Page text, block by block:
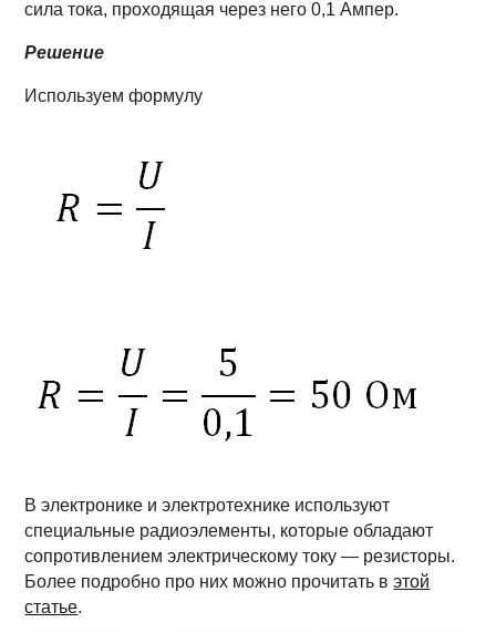
сила тока, проходящая через него 0,1 Ампер.
Решение
Используем формулу
В электронике и электротехнике используют
специальные радиоэлементы, которые обладают
сопротивлением электрическому току — резисторы.
Более подробно про них можно прочитать вэтой
статье.